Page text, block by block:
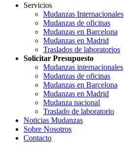
Servicios
Mudanzas Internacionales
Mudanzas de oficinas
Mudanzas en Barcelona
Mudanzas en Madrid
Traslados de laboratorios
Solicitar Presupuesto
Mudanzas internacionales
Mudanzas de oficinas
Mudanzas en Barcelona
Mudanzas en Madrid
Mudanza nacional
Traslado de laboratorio
Noticias Mudanzas
Sobre Nosotros
Contacto